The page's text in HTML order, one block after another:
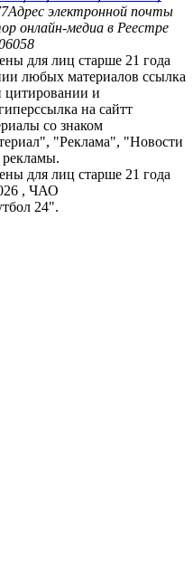
Адрес электронной почты
онлайн-медиа в Реестре
для лиц старше 21 года
любых материалов ссылка
цитировании и
на сайтт
со знаком
"Реклама", "Новости
для лиц старше 21 года
, ЧАО
24".